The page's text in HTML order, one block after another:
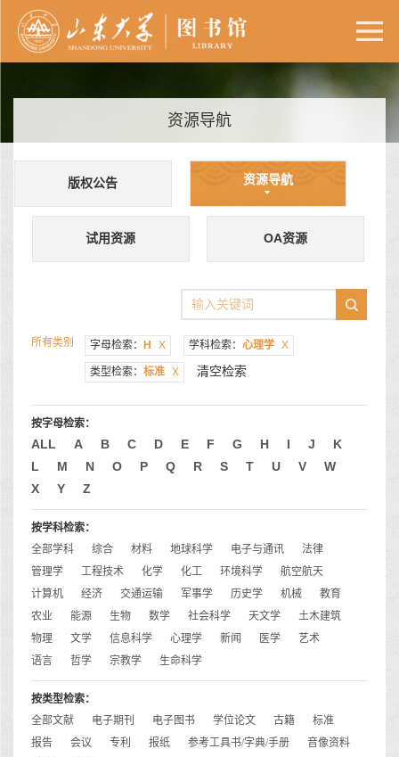
资源导航
版权公告 资源导航
试用资源 OA资源
所有类别 字母检索： H X 学科检索： 心理学 X
类型检索： 标准 X 清空检索
按字母检索：
ALL A B C D E F G H I J
K
L
M N O P Q R S T U V
W
X
Y Z
按学科检索：
全部学科
综合 材料 地球科学 电子与通讯
法律
管理学
工程技术 化学 化工 环境科学
航空航天
计算机
经济 交通运输 军事学 历史学 机械
教育
农业
能源 生物 数学 社会科学 天文学
土木建筑
物理
文学 信息科学 心理学 新闻 医学
艺术
语言
哲学 宗教学 生命科学
按类型检索：
全部文献
电子期刊 电子图书 学位论文 古籍
标准
报告
会议 专利 报纸 参考工具书/字典/手册
音像资料